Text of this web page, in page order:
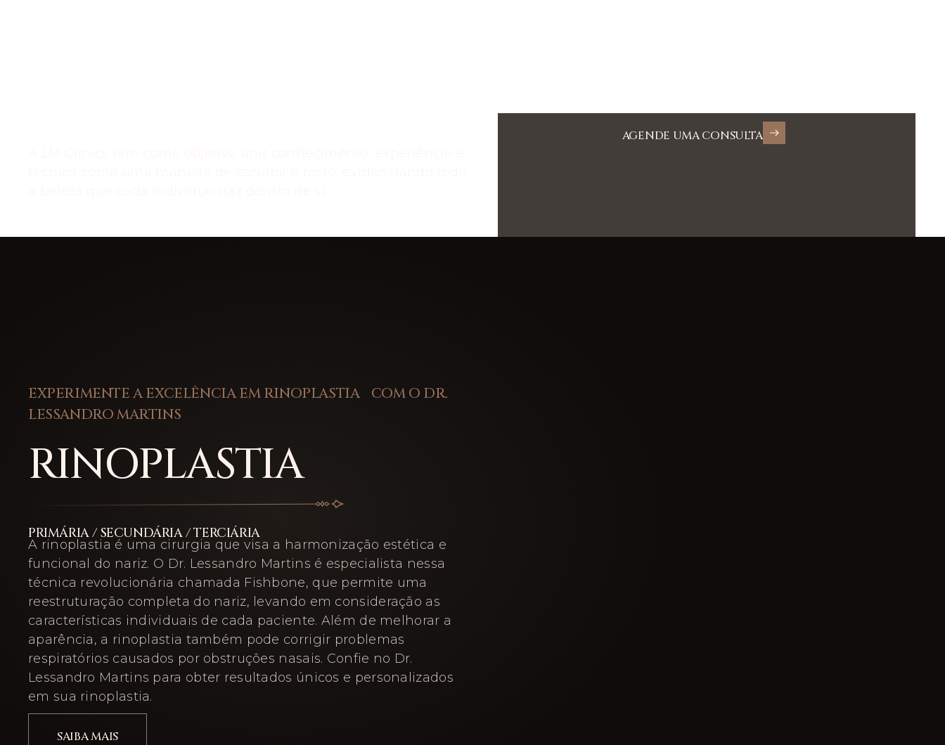
AGENDE UMA CONSULTA
EXPERIMENTE A EXCELÊNCIA EM RINOPLASTIA COM O DR.
LESSANDRO MARTINS
RINOPLASTIA
PRIMÁRIA / SECUNDÁRIA / TERCIÁRIA
A rinoplastia é uma cirurgia que visa a harmonização estética e
funcional do nariz. O Dr. Lessandro Martins é especialista nessa
técnica revolucionária chamada Fishbone, que permite uma
reestruturação completa do nariz, levando em consideração as
características individuais de cada paciente. Além de melhorar a
aparência, a rinoplastia também pode corrigir problemas
respiratórios causados por obstruções nasais. Confie no Dr.
Lessandro Martins para obter resultados únicos e personalizados
em sua rinoplastia.
SAIBA MAIS